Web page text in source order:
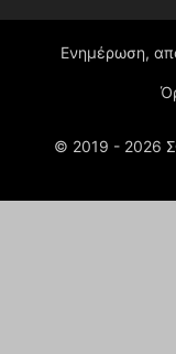
Ενημέρωση,
© 2019 - 2026